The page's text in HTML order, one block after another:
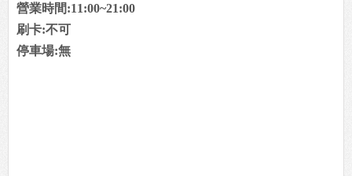
營業時間:11:00~21:00
刷卡:不可
停車場:無